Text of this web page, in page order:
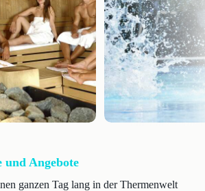
und Angebote
ganzen Tag lang in der Thermenwelt